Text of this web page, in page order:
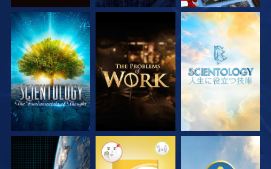
シリーズを探求 シリーズを探求 シリーズを探求